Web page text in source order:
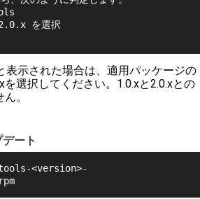
を選択
表示された場合は、適用パッケージの
選択してください。1.0.xと2.0.xとの
。
ート
<version>-